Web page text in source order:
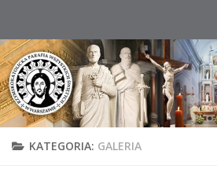
KATEGORIA: GALERIA